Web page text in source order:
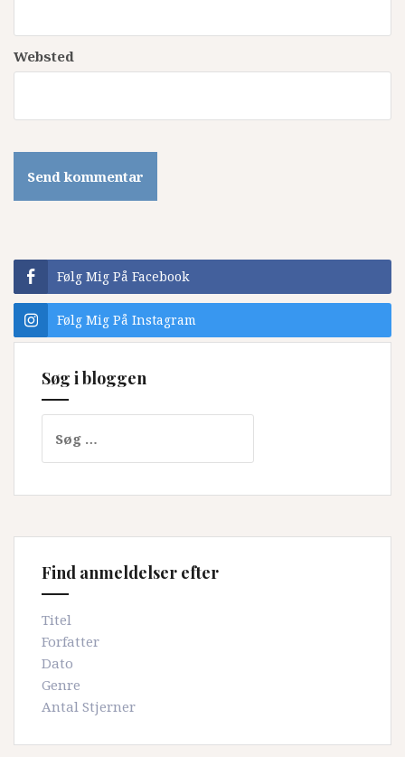
Websted
Følg Mig På Facebook
Følg Mig På Instagram
Søg i bloggen
efter:
Find anmeldelser efter
Titel
Forfatter
Dato
Genre
Antal Stjerner